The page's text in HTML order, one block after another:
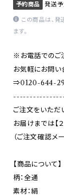
予約商品 発送
この商品は、
ます。
※お電話でのご
お気軽にお問い
⇒0120-644-293
ご注文をいただ
お届けまでは【
（ご注文確認メ
【商品について】
柄：全通
素材：絹